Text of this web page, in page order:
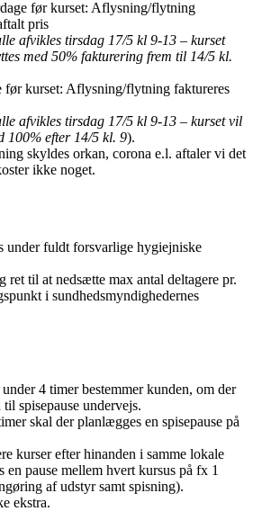
før kurset: Aflysning/flytning
pris
afvikles tirsdag 17/5 kl 9-13 – kurset
med 50% fakturering frem til 14/5 kl.
før kurset: Aflysning/flytning faktureres
afvikles tirsdag 17/5 kl 9-13 – kurset vil
100% efter 14/5 kl. 9).
skyldes orkan, corona e.l. aftaler vi det
ikke noget.
under fuldt forsvarlige hygiejniske
ret til at nedsætte max antal deltagere pr.
i sundhedsmyndighedernes
4 timer bestemmer kunden, om der
spisepause undervejs.
skal der planlægges en spisepause på
kurser efter hinanden i samme lokale
en pause mellem hvert kursus på fx 1
af udstyr samt spisning).
ekstra.